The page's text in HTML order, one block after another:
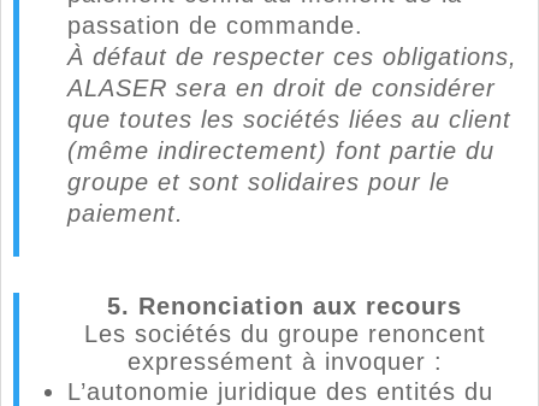
passation de commande.
À défaut de respecter ces obligations,
ALASER sera en droit de considérer
que toutes les sociétés liées au client
(même indirectement) font partie du
groupe et sont solidaires pour le
paiement.
5. Renonciation aux recours
Les sociétés du groupe renoncent
expressément à invoquer :
L’autonomie juridique des entités du